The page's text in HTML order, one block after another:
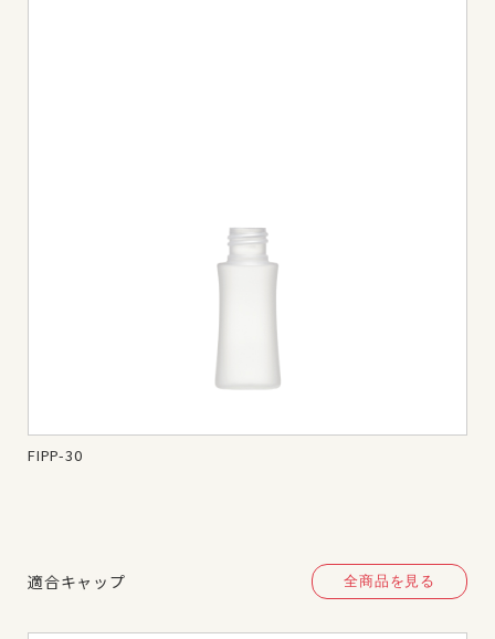
FIPP-30
適合キャップ 全商品を見る